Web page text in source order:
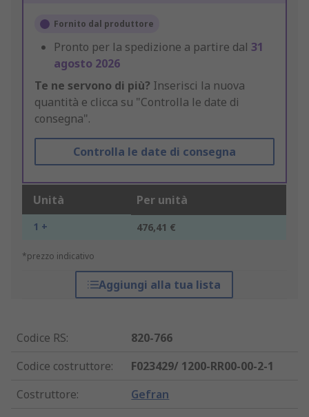
Fornito dal produttore
Pronto per la spedizione a partire dal 31
agosto 2026
Te ne servono di più? Inserisci la nuova
quantità e clicca su "Controlla le date di
consegna".
Controlla le date di consegna
Unità Per unità
1 + 476,41 €
*prezzo indicativo
Aggiungi alla tua lista
Codice RS:
820-766
Codice costruttore:
F023429/ 1200-RR00-00-2-1
Costruttore: Gefran